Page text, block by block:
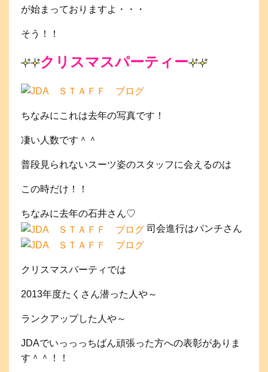
が始まっておりますよ・・・
そう！！
クリスマスパーティー
ちなみにこれは去年の写真です！
凄い人数です＾＾
普段見られないスーツ姿のスタッフに会えるのは
この時だけ！！
ちなみに去年の石井さん♡
司会進行はパンチさん
クリスマスパーティでは
2013年度たくさん潜った人や～
ランクアップした人や～
JDAでいっっっちばん頑張った方への表彰がありま
す＾＾！！